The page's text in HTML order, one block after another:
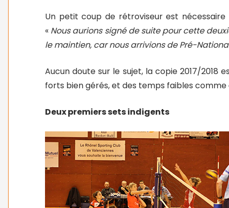
Un petit coup de rétroviseur est
« Nous aurions signé de suite pour cette
le maintien, car nous arrivions de Pré-
Aucun doute sur le sujet, la copie 2017/
forts bien gérés, et des temps faibles
Deux premiers sets indigents